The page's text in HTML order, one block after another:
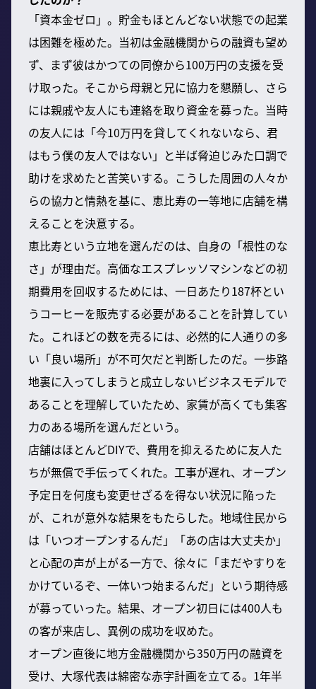
「資本金ゼロ」。貯金もほとんどない状態での起業
は困難を極めた。当初は金融機関からの融資も望め
ず、まず彼はかつての同僚から100万円の支援を受
け取った。そこから母親と兄に協力を懇願し、さら
には親戚や友人にも連絡を取り資金を募った。当時
の友人には「今10万円を貸してくれないなら、君
はもう僕の友人ではない」と半ば脅迫じみた口調で
助けを求めたと苦笑いする。こうした周囲の人々か
らの協力と情熱を基に、恵比寿の一等地に店舗を構
えることを決意する。
恵比寿という立地を選んだのは、自身の「根性のな
さ」が理由だ。高価なエスプレッソマシンなどの初
期費用を回収するためには、一日あたり187杯とい
うコーヒーを販売する必要があることを計算してい
た。これほどの数を売るには、必然的に人通りの多
い「良い場所」が不可欠だと判断したのだ。一歩路
地裏に入ってしまうと成立しないビジネスモデルで
あることを理解していたため、家賃が高くても集客
力のある場所を選んだという。
店舗はほとんどDIYで、費用を抑えるために友人た
ちが無償で手伝ってくれた。工事が遅れ、オープン
予定日を何度も変更せざるを得ない状況に陥った
が、これが意外な結果をもたらした。地域住民から
は「いつオープンするんだ」「あの店は大丈夫か」
と心配の声が上がる一方で、徐々に「まだやすりを
かけているぞ、一体いつ始まるんだ」という期待感
が募っていった。結果、オープン初日には400人も
の客が来店し、異例の成功を収めた。
オープン直後に地方金融機関から350万円の融資を
受け、大塚代表は綿密な赤字計画を立てる。1年半